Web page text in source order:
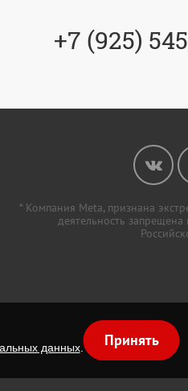
+7 (925)
* Компания Meta, признана
деятельность
данных. Принять